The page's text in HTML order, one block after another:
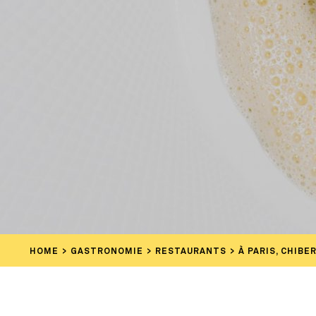
HOME GASTRONOMIE RESTAURANTS À PARIS,